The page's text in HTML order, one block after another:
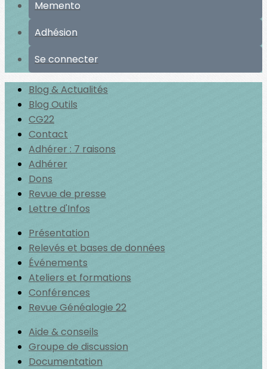
Memento
Adhésion
Se connecter
Blog & Actualités
Blog Outils
CG22
Contact
Adhérer : 7 raisons
Adhérer
Dons
Revue de presse
Lettre d'Infos
Présentation
Relevés et bases de données
Événements
Ateliers et formations
Conférences
Revue Généalogie 22
Aide & conseils
Groupe de discussion
Documentation